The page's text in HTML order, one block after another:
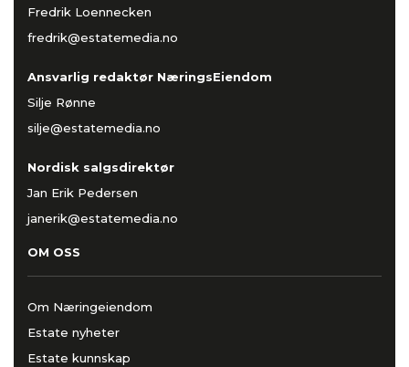
Fredrik Loennecken
fredrik@estatemedia.no
Ansvarlig redaktør NæringsEiendom
Silje Rønne
silje@estatemedia.no
Nordisk salgsdirektør
Jan Erik Pedersen
janerik@estatemedia.no
OM OSS
Om Næringeiendom
Estate nyheter
Estate kunnskap